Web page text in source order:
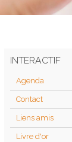
INTERACTIF
Agenda
Contact
Liens amis
Livre d'or